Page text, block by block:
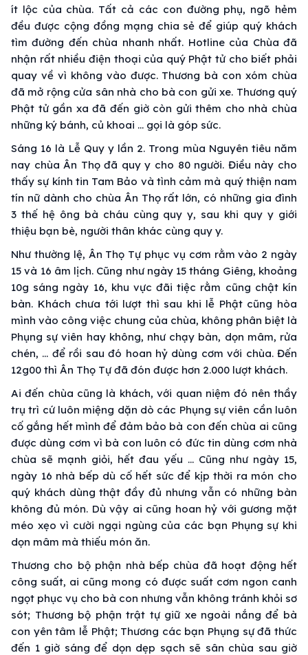
ít lộc của chùa. Tất cả các con đường phụ, ngõ hẻm
đều được cộng đồng mạng chia sẻ để giúp quý khách
tìm đường đến chùa nhanh nhất. Hotline của Chùa đã
nhận rất nhiều điện thoại của quý Phật tử cho biết phải
quay về vì không vào được. Thương bà con xóm chùa
đã mở rộng cửa sân nhà cho bà con gửi xe. Thương quý
Phật tử gần xa đã đến giờ còn gửi thêm cho nhà chùa
những ký bánh, củ khoai … gọi là góp sức.
Sáng 16 là Lễ Quy y lần 2. Trong mùa Nguyên tiêu năm
nay chùa Ân Thọ đã quy y cho 80 người. Điều này cho
thấy sự kính tin Tam Bảo và tình cảm mà quý thiện nam
tín nữ dành cho chùa Ân Thọ rất lớn, có những gia đình
3 thế hệ ông bà cháu cùng quy y, sau khi quy y giới
thiệu bạn bè, người thân khác cùng quy y.
Như thường lệ, Ân Thọ Tự phục vụ cơm rằm vào 2 ngày
15 và 16 âm lịch. Cũng như ngày 15 tháng Giêng, khoảng
10g sáng ngày 16, khu vực đãi tiệc rằm cũng chật kín
bàn. Khách chưa tới lượt thì sau khi lễ Phật cũng hòa
mình vào công việc chung của chùa, không phân biệt là
Phụng sự viên hay không, như chạy bàn, dọn mâm, rửa
chén, … để rồi sau đó hoan hỷ dùng cơm với chùa. Đến
12g00 thì Ân Thọ Tự đã đón được hơn 2.000 lượt khách.
Ai đến chùa cũng là khách, với quan niệm đó nên thầy
trụ trì cứ luôn miệng dặn dò các Phụng sự viên cần luôn
cố gắng hết mình để đảm bảo bà con đến chùa ai cũng
được dùng cơm vì bà con luôn có đức tin dùng cơm nhà
chùa sẽ mạnh giỏi, hết đau yếu … Cũng như ngày 15,
ngày 16 nhà bếp dù cố hết sức để kịp thời ra món cho
quý khách dùng thật đầy đủ nhưng vẫn có những bàn
không đủ món. Dù vậy ai cũng hoan hỷ với gương mặt
méo xẹo vì cười ngại ngùng của các bạn Phụng sự khi
dọn mâm mà thiếu món ăn.
Thương cho bộ phận nhà bếp chùa đã hoạt động hết
công suất, ai cũng mong có được suất cơm ngon canh
ngọt phục vụ cho bà con nhưng vẫn không tránh khỏi sơ
sót; Thương bộ phận trật tự giữ xe ngoài nắng để bà
con yên tâm lễ Phật; Thương các bạn Phụng sự đã thức
đến 1 giờ sáng để dọn dẹp sạch sẽ sân chùa sau giờ